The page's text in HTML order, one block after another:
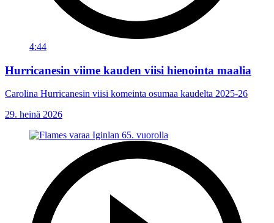
4:44
Hurricanesin viime kauden viisi hienointa maalia
Carolina Hurricanesin viisi komeinta osumaa kaudelta 2025-26
29. heinä 2026